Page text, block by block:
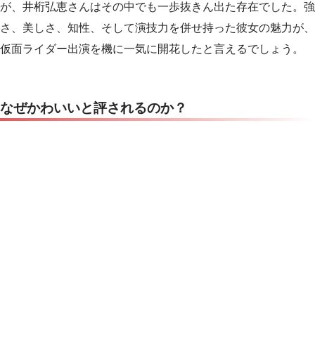
が、井桁弘恵さんはその中でも一歩抜きん出た存在でした。強
さ、美しさ、知性、そして演技力を併せ持った彼女の魅力が、
仮面ライダー出演を機に一気に開花したと言えるでしょう。
なぜかわいいと評されるのか？